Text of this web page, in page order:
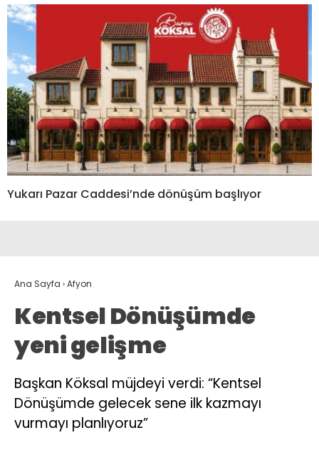
Yukarı Pazar Caddesi’nde dönüşüm başlıyor
Ana Sayfa ›Afyon
Kentsel Dönüşümde
yeni gelişme
Başkan Köksal müjdeyi verdi: “Kentsel
Dönüşümde gelecek sene ilk kazmayı
vurmayı planlıyoruz”